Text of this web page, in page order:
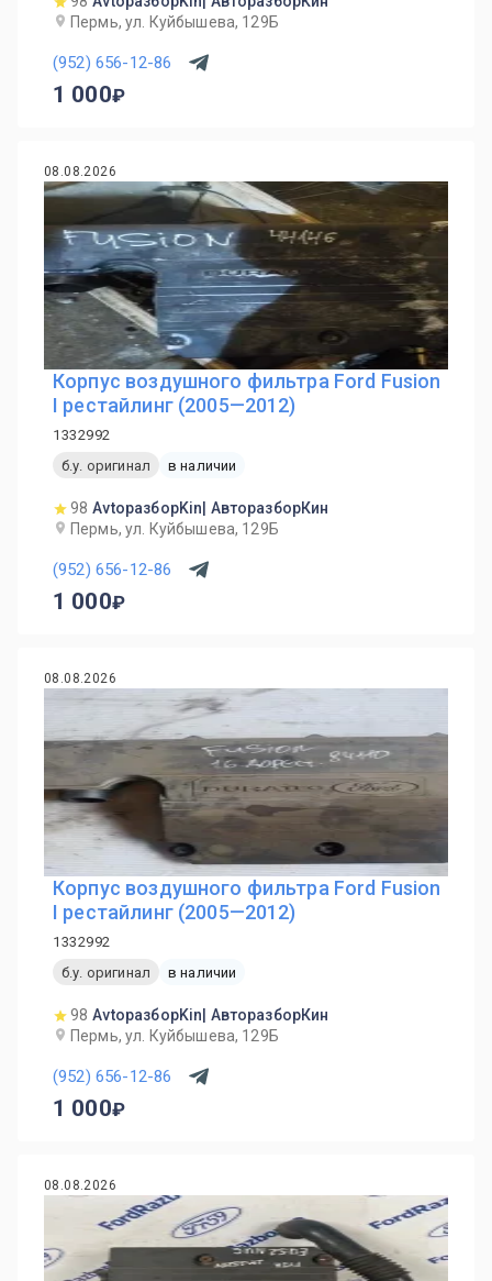
Пермь, ул. Куйбышева, 129Б
(952) 656-12-86
1 000
08.08.2026
Корпус воздушного фильтра Ford Fusion
I рестайлинг (2005—2012)
1332992
б.у. оригинал
в наличии
98 AvtoразборKin| АвторазборКин
Пермь, ул. Куйбышева, 129Б
(952) 656-12-86
1 000
08.08.2026
Корпус воздушного фильтра Ford Fusion
I рестайлинг (2005—2012)
1332992
б.у. оригинал
в наличии
98 AvtoразборKin| АвторазборКин
Пермь, ул. Куйбышева, 129Б
(952) 656-12-86
1 000
08.08.2026